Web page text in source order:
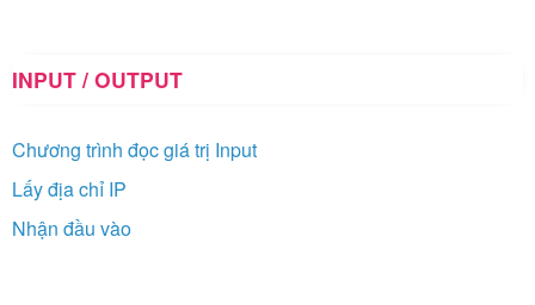
INPUT / OUTPUT
Chương trình đọc giá trị Input
Lấy địa chỉ IP
Nhận đầu vào